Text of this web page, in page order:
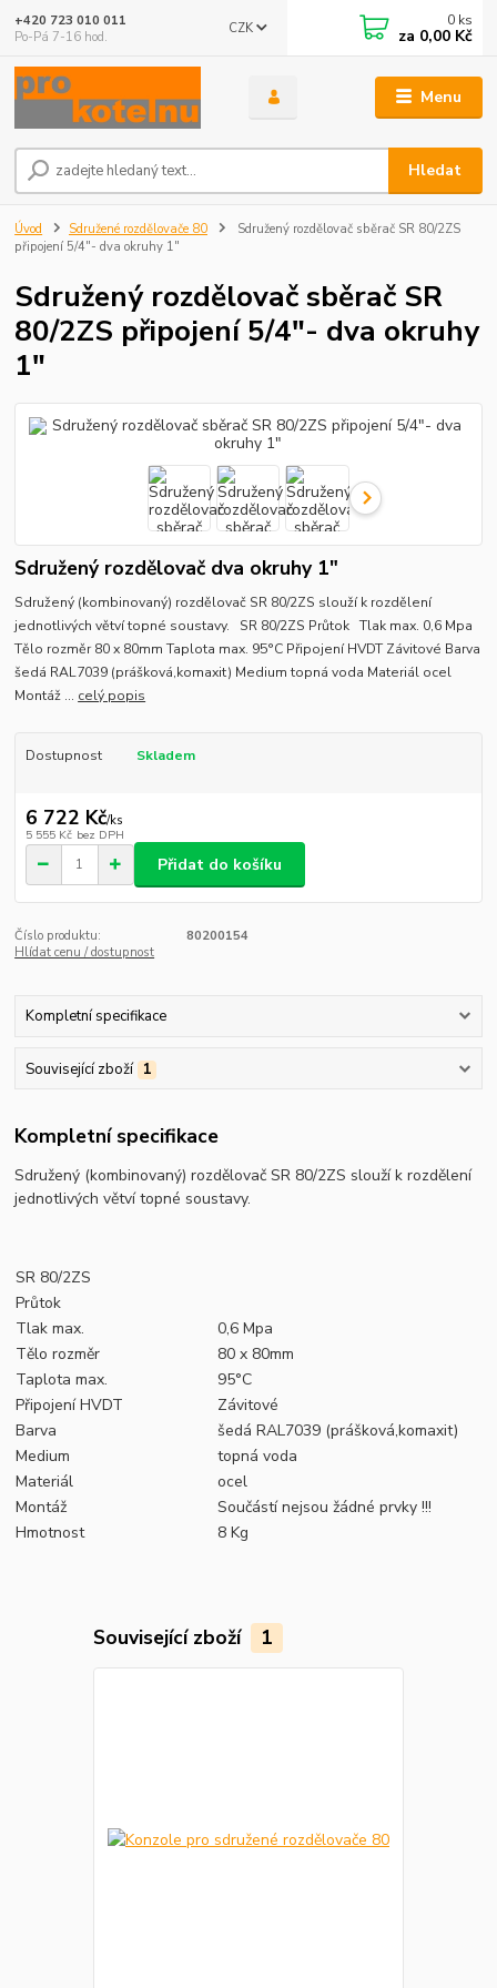
Menu
CZK
Hledat
+420 723 010 011
Po-Pá 7-16 hod.
0 ks
za 0,00 Kč
Úvod Sdružené rozdělovače 80
Sdružený rozdělovač sběrač SR 80/2ZS
připojení 5/4"- dva okruhy 1"
Sdružený rozdělovač sběrač SR
80/2ZS připojení 5/4"- dva okruhy
1"
Sdružený rozdělovač dva okruhy 1"
Sdružený (kombinovaný) rozdělovač SR 80/2ZS slouží k rozdělení
jednotlivých větví topné soustavy. SR 80/2ZS Průtok Tlak max. 0,6 Mpa
Tělo rozměr 80 x 80mm Taplota max. 95°C Připojení HVDT Závitové Barva
šedá RAL7039 (prášková,komaxit) Medium topná voda Materiál ocel
Montáž ... celý popis
Dostupnost Skladem
6 722 Kč/ks
5 555 Kč bez DPH
Přidat do košíku
Číslo produktu:
80200154
Hlídat cenu / dostupnost
Kompletní specifikace
Související zboží 1
Kompletní specifikace
Sdružený (kombinovaný) rozdělovač SR 80/2ZS slouží k rozdělení
jednotlivých větví topné soustavy.
SR 80/2ZS
Průtok
Tlak max.
0,6 Mpa
Tělo rozměr
80 x 80mm
Taplota max.
95°C
Připojení HVDT
Závitové
Barva
šedá RAL7039 (prášková,komaxit)
Medium
topná voda
Materiál
ocel
Montáž
Součástí nejsou žádné prvky !!!
Hmotnost
8 Kg
Související zboží 1